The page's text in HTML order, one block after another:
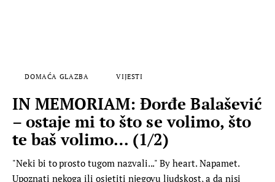
DOMAĆA GLAZBA VIJESTI
IN MEMORIAM: Đorđe Balašević
– ostaje mi to što se volimo, što
te baš volimo… (1/2)
"Neki bi to prosto tugom nazvali..." By heart. Napamet.
Upoznati nekoga ili osjetiti njegovu ljudskost, a da nisi